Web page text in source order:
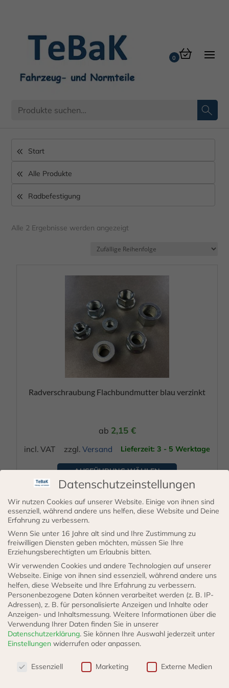
Flachbundmutter
Start
Alle Produkte
Radbefestigung
Alle 2 Ergebnisse werden angezeigt
Radverschraubung Flachbundmutter blau verzinkt
ab 2,15 €
incl. VAT zzgl. Versand Lieferzeit: 3 - 5 Werktage
AUSFÜHRUNG WÄHLEN
können
gewählt
werden
Radverschraubung Flachbundmutter phosphatiert
ab1,55
Dieses
Produkt
weist
mehrere
Varianten
auf.
Die
Optionen
können
auf
Datenschutzeinstellungen
Wir nutzen Cookies auf unserer Website. Einige von ihnen sind
essenziell, während andere uns helfen, diese Website und Deine
Erfahrung zu verbessern.
Wenn Sie unter 16 Jahre alt sind und Ihre Zustimmung zu
freiwilligen Diensten geben möchten, müssen Sie Ihre
Erziehungsberechtigten um Erlaubnis bitten.
Wir verwenden Cookies und andere Technologien auf unserer
Webseite. Einige von ihnen sind essenziell, während andere uns
helfen, diese Webseite und Ihre Erfahrung zu verbessern.
Personenbezogene Daten können verarbeitet werden (z. B. IP-
Adressen), z. B. für personalisierte Anzeigen und Inhalte oder
Anzeigen- und Inhaltsmessung. Weitere Informationen über die
Verwendung Ihrer Daten finden Sie in unserer
Datenschutzerklärung. Sie können Ihre Auswahl jederzeit unter
Einstellungen widerrufen oder anpassen.
Essenziell Marketing Externe Medien